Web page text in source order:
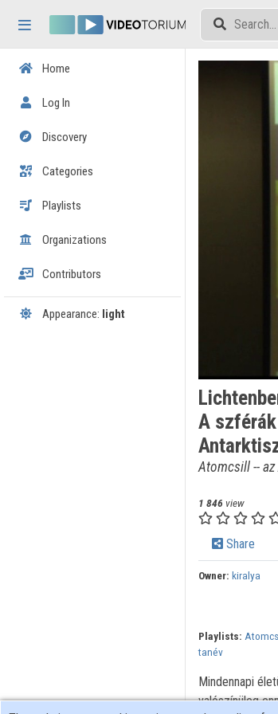
Home
Log In
Discovery
Categories
Playlists
Organizations
Contributors
Appearance: light
A
Atomcsill -- az
1 846 view
Share
Owner: kiralya
Playlists:
tanév
Mindennapi
valószínüleg